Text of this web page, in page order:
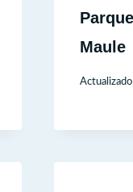
Maule